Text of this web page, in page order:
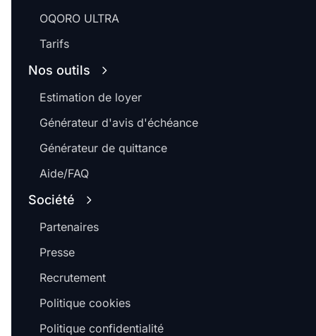
OQORO ULTRA
Tarifs
Nos outils
Estimation de loyer
Générateur d'avis d'échéance
Générateur de quittance
Aide/FAQ
Société
Partenaires
Presse
Recrutement
Politique cookies
Politique confidentialité